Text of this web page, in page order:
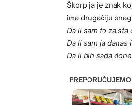
Škorpija je znak
ima drugačiju
Da li sam to zaista
Da li sam ja danas
Da li bih sada